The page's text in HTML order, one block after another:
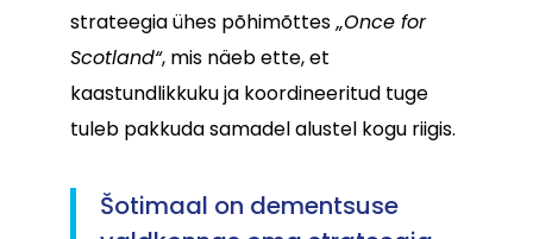
strateegia ühes põhimõttes„Once for
Scotland“, mis näeb ette, et
kaastundlikkuku ja koordineeritud tuge
tuleb pakkuda samadel alustel kogu riigis.
Šotimaal on dementsuse